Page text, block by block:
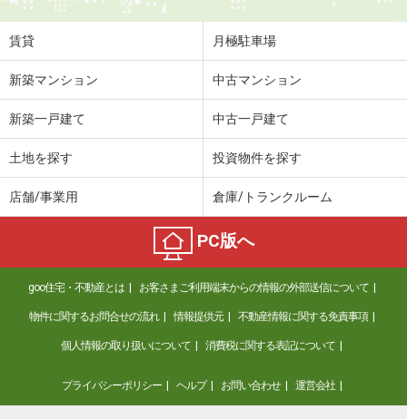
賃貸 月極駐車場
新築マンション 中古マンション
新築一戸建て 中古一戸建て
土地を探す 投資物件を探す
店舗/事業用 倉庫/トランクルーム
PC版へ
goo住宅・不動産とは お客さまご利用端末からの情報の外部送信について
物件に関するお問合せの流れ 情報提供元 不動産情報に関する免責事項
個人情報の取り扱いについて 消費税に関する表記について
プライバシーポリシー ヘルプ お問い合わせ 運営会社